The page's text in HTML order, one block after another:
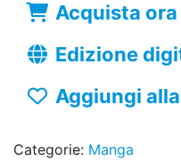
Acquista ora
Edizione
Aggiungi
Categorie: Manga